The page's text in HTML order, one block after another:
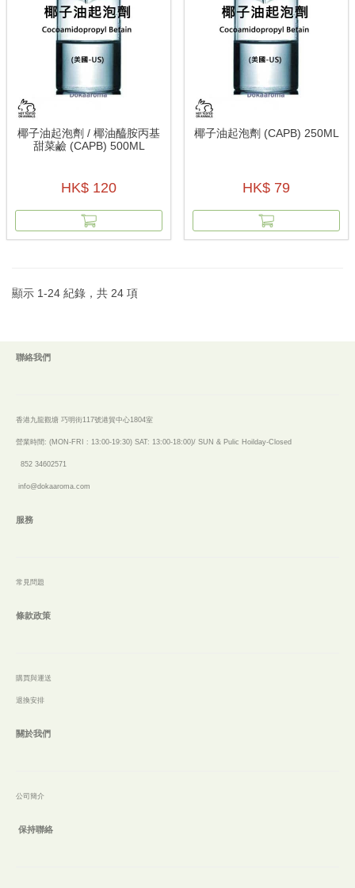
椰子油起泡劑 / 椰油醯胺丙基
甜菜鹼 (CAPB) 500ML
HK$ 120
椰子油起泡劑 (CAPB) 250ML
HK$ 79
顯示 1-24 紀錄，共 24 項
聯絡我們
香港九龍觀塘 巧明街117號港貿中心1804室
營業時間: (MON-FRI : 13:00-19:30) SAT: 13:00-18:00)/ SUN & Pulic Hoilday-Closed
852 34602571
info@dokaaroma.com
服務
常見問題
條款政策
購買與運送
退換安排
關於我們
公司簡介
保持聯絡